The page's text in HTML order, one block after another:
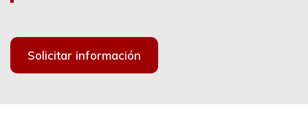
Solicitar información